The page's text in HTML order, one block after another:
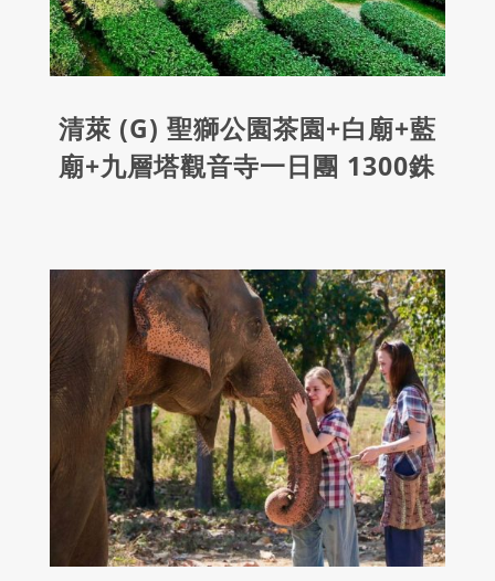
清萊 (G) 聖獅公園茶園+白廟+藍
廟+九層塔觀音寺一日團 1300銖